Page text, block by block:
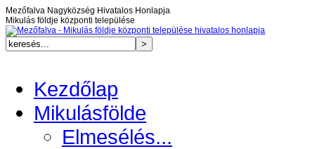
Mezőfalva Nagyközség Hivatalos Honlapja
Mikulás földje központi települése
Kezdőlap
Mikulásfölde
Elmesélés...